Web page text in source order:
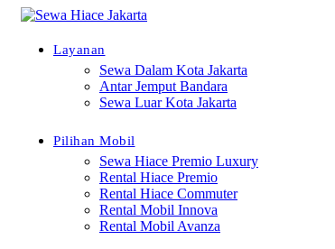
Layanan
Sewa Dalam Kota Jakarta
Antar Jemput Bandara
Sewa Luar Kota Jakarta
Pilihan Mobil
Sewa Hiace Premio Luxury
Rental Hiace Premio
Rental Hiace Commuter
Rental Mobil Innova
Rental Mobil Avanza